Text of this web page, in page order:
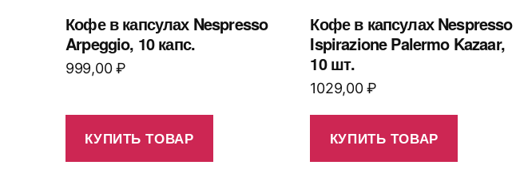
Кофе в капсулах Nespresso
Arpeggio, 10 капс.
999,00₽
КУПИТЬ ТОВАР
Кофе в капсулах Nespresso
Ispirazione Palermo Kazaar,
10 шт.
1029,00₽
КУПИТЬ ТОВАР